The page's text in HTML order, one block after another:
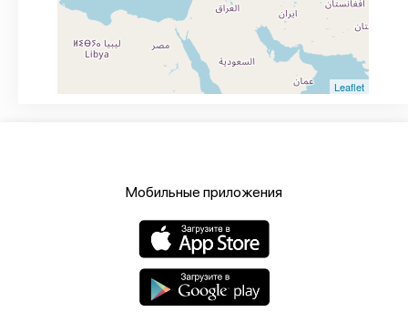
Leaflet
Мобильные приложения